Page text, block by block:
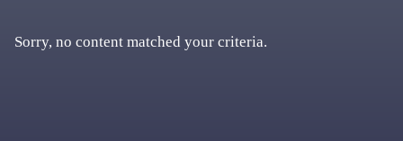
Sorry, no content matched your criteria.